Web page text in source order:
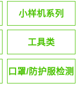
小样机系列
工具类
口罩/防护服检测